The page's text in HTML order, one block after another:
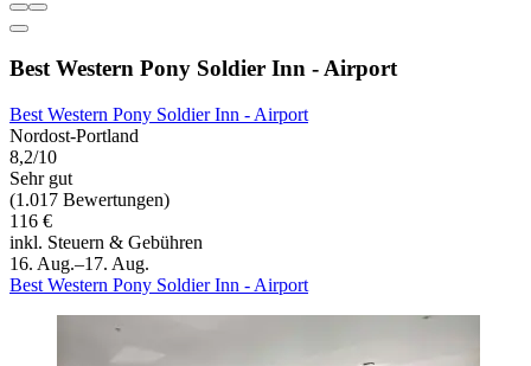
Best Western Pony Soldier Inn - Airport
Best Western Pony Soldier Inn - Airport
Nordost-Portland
8,2/10
Sehr gut
(1.017 Bewertungen)
116 €
inkl. Steuern & Gebühren
16. Aug.–17. Aug.
Best Western Pony Soldier Inn - Airport